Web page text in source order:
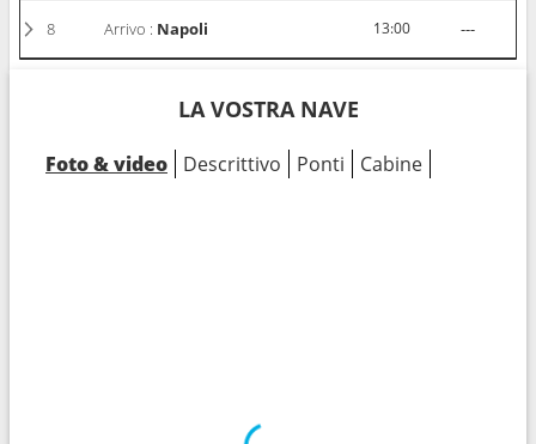
8 Arrivo : Napoli 13:00 ---
LA VOSTRA NAVE
Foto & video Descrittivo Ponti Cabine